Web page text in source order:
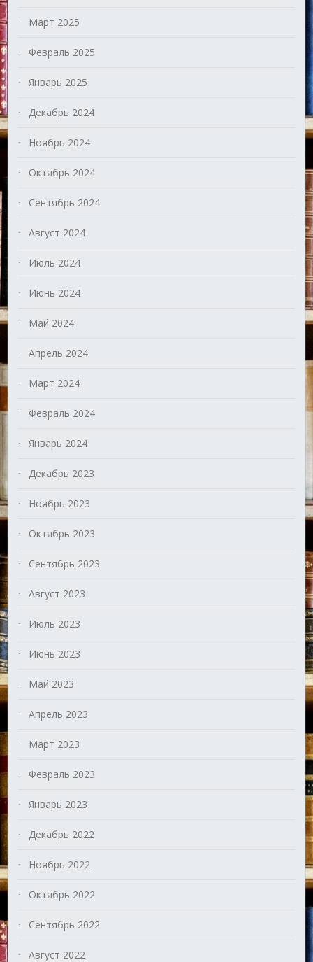
Март 2025
Февраль 2025
Январь 2025
Декабрь 2024
Ноябрь 2024
Октябрь 2024
Сентябрь 2024
Август 2024
Июль 2024
Июнь 2024
Май 2024
Апрель 2024
Март 2024
Февраль 2024
Январь 2024
Декабрь 2023
Ноябрь 2023
Октябрь 2023
Сентябрь 2023
Август 2023
Июль 2023
Июнь 2023
Май 2023
Апрель 2023
Март 2023
Февраль 2023
Январь 2023
Декабрь 2022
Ноябрь 2022
Октябрь 2022
Сентябрь 2022
Август 2022